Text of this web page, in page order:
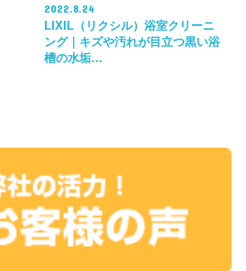
2022.8.24
LIXIL（リクシル）浴室クリーニ
ング｜キズや汚れが目立つ黒い浴
槽の水垢…